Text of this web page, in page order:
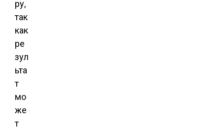
ру,
так
как
ре
зул
ьта
т
мо
же
т